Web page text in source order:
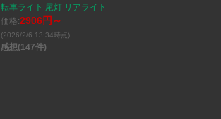
転車ライト 尾灯 リアライト
価格:2906円～
(2026/2/6 13:34時点)
感想(147件)